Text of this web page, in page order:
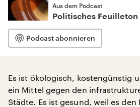
Aus dem Podcast
Politisches Feuilleton
Podcast abonnieren
Es ist ökologisch, kostengünstig
ein Mittel gegen den
Städte. Es ist gesund, weil es den